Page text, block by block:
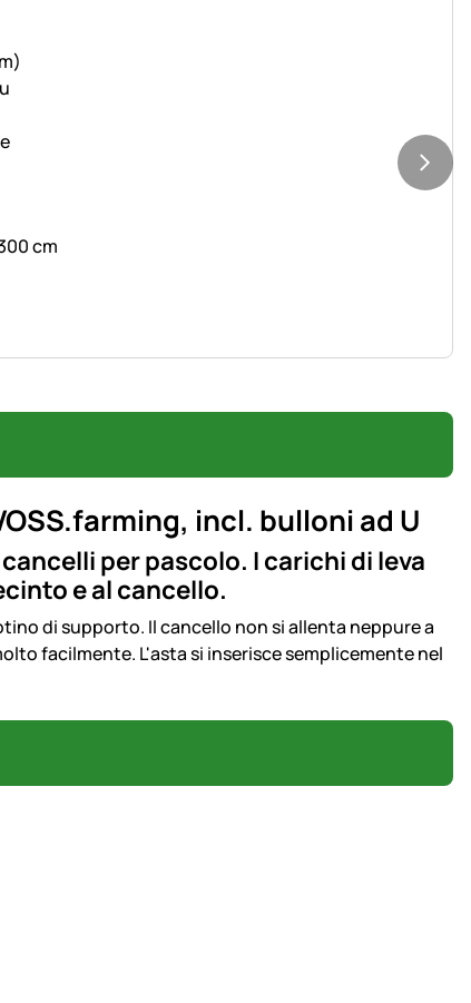
cm
incl. bulloni ad U
per pascolo. I carichi di leva
e al cancello.
di supporto. Il cancello non si allenta neppure a
facilmente. L'asta si inserisce semplicemente nel